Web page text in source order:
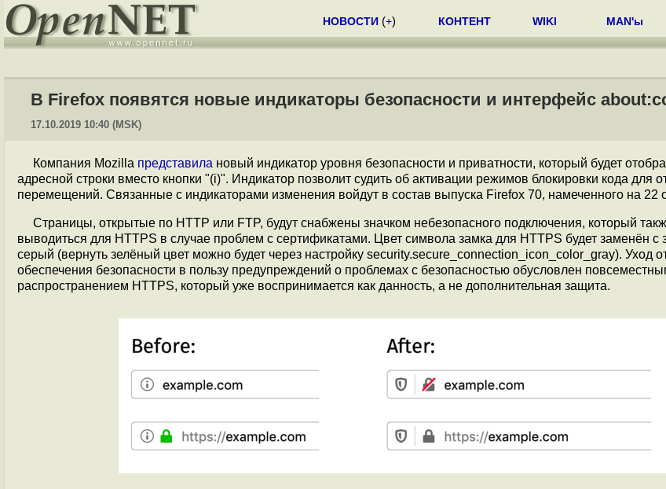
НОВОСТИ (+) КОНТЕНТ WIKI MAN'ы
В Firefox появятся новые индикаторы безопасности и интерфейс
17.10.2019 10:40 (MSK)
Компания Mozilla представила новый индикатор уровня безопасности и приватности, который будет
адресной строки вместо кнопки "(i)". Индикатор позволит судить об активации режимов блокировки кода для
перемещений. Связанные с индикаторами изменения войдут в состав выпуска Firefox 70, намеченного на 22
Страницы, открытые по HTTP или FTP, будут снабжены значком небезопасного подключения, который
выводиться для HTTPS в случае проблем с сертификатами. Цвет символа замка для HTTPS будет заменён с
серый (вернуть зелёный цвет можно будет через настройку security.secure_connection_icon_color_gray). Уход
обеспечения безопасности в пользу предупреждений о проблемах с безопасностью обусловлен
распространением HTTPS, который уже воспринимается как данность, а не дополнительная защита.